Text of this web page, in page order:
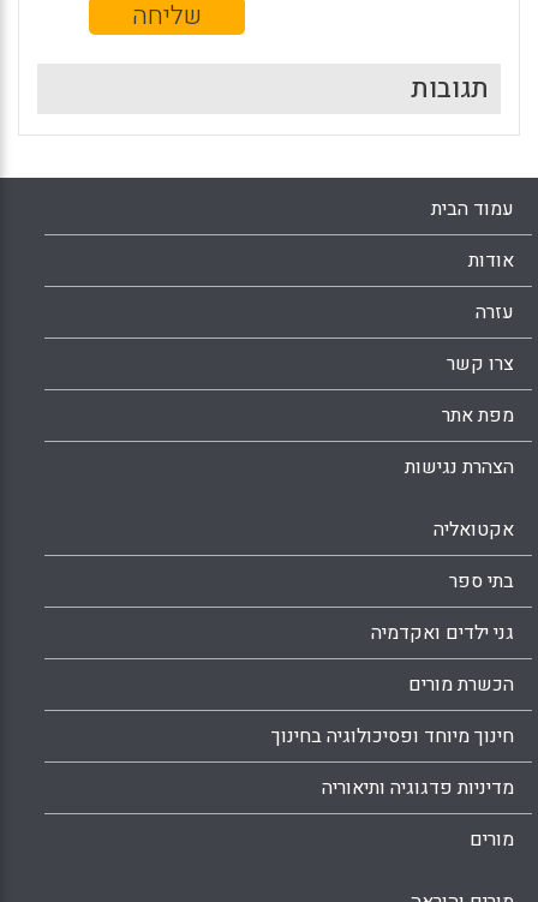
תגובות
עמוד הבית
אודות
עזרה
צרו קשר
מפת אתר
הצהרת נגישות
אקטואליה
בתי ספר
גני ילדים ואקדמיה
הכשרת מורים
חינוך מיוחד ופסיכולוגיה בחינוך
מדיניות פדגוגיה ותיאוריה
מורים